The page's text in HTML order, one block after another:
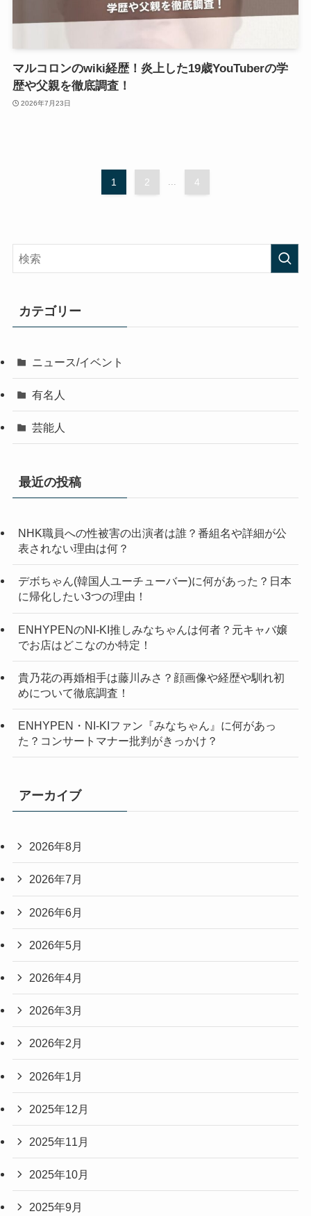
マルコロンのwiki経歴！炎上した19歳YouTuberの学
歴や父親を徹底調査！
2026年7月23日
1 2 ... 4
カテゴリー
ニュース/イベント
有名人
芸能人
最近の投稿
NHK職員への性被害の出演者は誰？番組名や詳細が公
表されない理由は何？
デボちゃん(韓国人ユーチューバー)に何があった？日本
に帰化したい3つの理由！
ENHYPENのNI-KI推しみなちゃんは何者？元キャバ嬢
でお店はどこなのか特定！
貴乃花の再婚相手は藤川みさ？顔画像や経歴や馴れ初
めについて徹底調査！
ENHYPEN・NI-KIファン『みなちゃん』に何があっ
た？コンサートマナー批判がきっかけ？
アーカイブ
2026年8月
2026年7月
2026年6月
2026年5月
2026年4月
2026年3月
2026年2月
2026年1月
2025年12月
2025年11月
2025年10月
2025年9月